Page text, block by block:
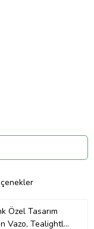
Özel Tasarım
Vazo, Tealightlık